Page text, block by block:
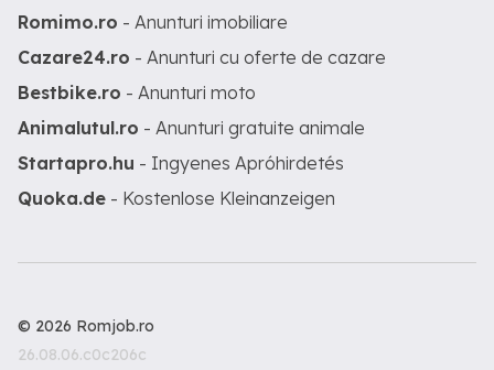
Romimo.ro - Anunturi imobiliare
Cazare24.ro - Anunturi cu oferte de cazare
Bestbike.ro - Anunturi moto
Animalutul.ro - Anunturi gratuite animale
Startapro.hu - Ingyenes Apróhirdetés
Quoka.de - Kostenlose Kleinanzeigen
© 2026 Romjob.ro
26.08.06.c0c206c